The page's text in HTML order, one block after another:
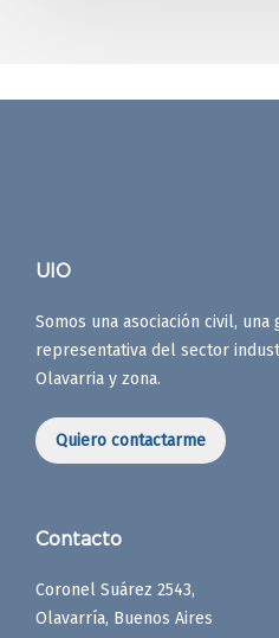
UIO
Somos una asociación civil,
representativa del sector
Olavarria y zona.
Quiero contactarme
Contacto
Coronel Suárez 2543,
Olavarría, Buenos Aires